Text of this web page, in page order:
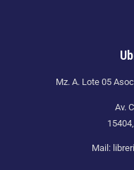
Mz. A. Lote 05
Av.
Mail: